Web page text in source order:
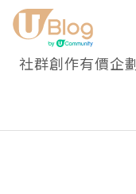
社群創作有價企